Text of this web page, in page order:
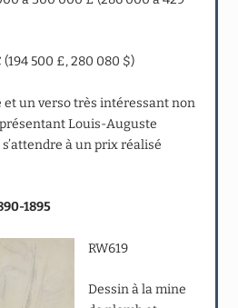
500 £, 280 080 $)
et un verso très intéressant non
Louis-Auguste
à un prix réalisé
1895
RW619
Dessin à la mine